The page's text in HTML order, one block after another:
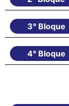
3° Bloque
4° Bloque